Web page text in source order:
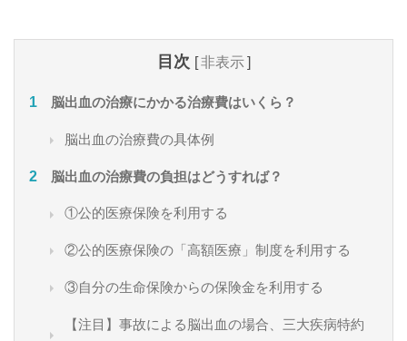
目次 [非表示]
脳出血の治療にかかる治療費はいくら？
脳出血の治療費の具体例
脳出血の治療費の負担はどうすれば？
①公的医療保険を利用する
②公的医療保険の「高額医療」制度を利用する
③自分の生命保険からの保険金を利用する
【注目】事故による脳出血の場合、三大疾病特約